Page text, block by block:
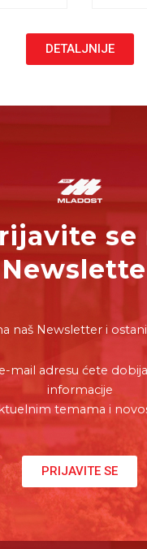
DETALJNIJE
se
naš Newsletter i
mail adresu ćete
informacije
temama i
PRIJAVITE SE